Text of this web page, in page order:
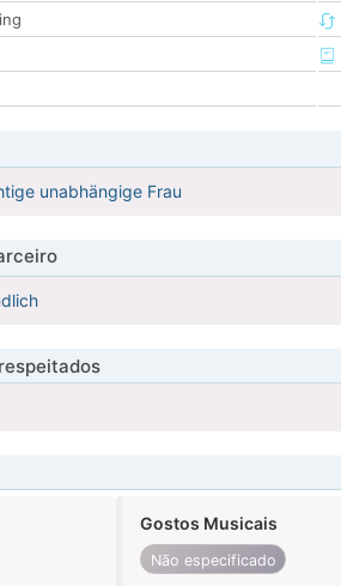
unabhängige Frau
Gostos Musicais
Não especificado